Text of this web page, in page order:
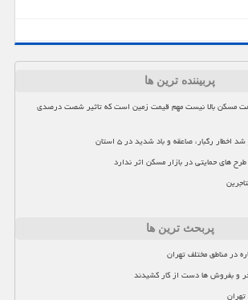
پربیننده ترین ها
مسکن بالا نیست مهم قیمت زمین است که تاثیر شصت درصدی
رگبار، صاعقه و باد شدید در ۵ استان
های حمایتی در بازار مسکن اثر ندارد
پربحث ترین ها
در مناطق مختلف تهران
و بفروش ها دست از کار کشیدند